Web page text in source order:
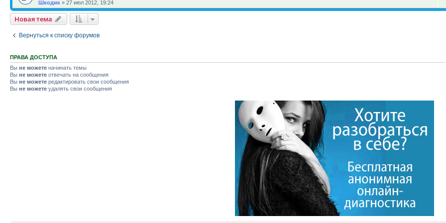
Шкодик » 27 июл 2012, 19:24
Новая тема
Вернуться к списку форумов
ПРАВА ДОСТУПА
Вы не можете начинать темы
Вы не можете отвечать на сообщения
Вы не можете редактировать свои сообщения
Вы не можете удалять свои сообщения